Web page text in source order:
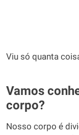
Viu só quanta
Vamos
corpo?
Nosso corpo é